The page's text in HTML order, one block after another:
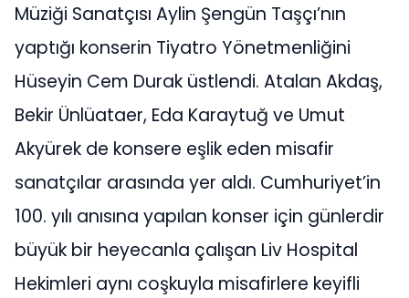
Müziği Sanatçısı Aylin Şengün Taşçı’nın
yaptığı konserin Tiyatro Yönetmenliğini
Hüseyin Cem Durak üstlendi. Atalan Akdaş,
Bekir Ünlüataer, Eda Karaytuğ ve Umut
Akyürek de konsere eşlik eden misafir
sanatçılar arasında yer aldı. Cumhuriyet’in
100. yılı anısına yapılan konser için günlerdir
büyük bir heyecanla çalışan Liv Hospital
Hekimleri aynı coşkuyla misafirlere keyifli